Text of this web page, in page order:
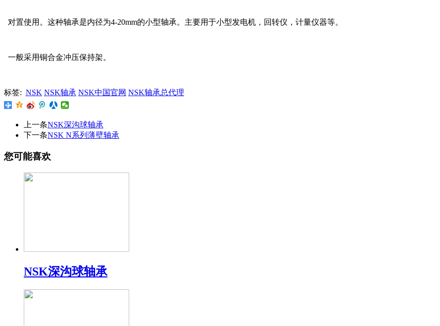
对置使用。这种轴承是内径为4-20mm的小型轴承。主要用于小型发电机，回转仪，计量仪器等。
一般采用铜合金冲压保持架。
标签: NSK NSK轴承 NSK中国官网 NSK轴承总代理
上一条NSK深沟球轴承
下一条NSK N系列薄壁轴承
您可能喜欢
NSK深沟球轴承